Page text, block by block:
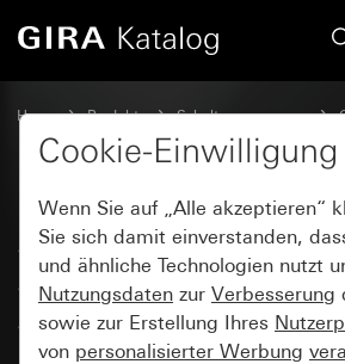
Home Produkte Schalterprogramme
Schalten und Tasten
System 3000
Schaltuhr BT
System 55
Cookie-Einwilligung
Wenn Sie auf „Alle akzeptieren“
Sie sich damit einverstanden,
und ähnliche Technologien nutzt
Nutzungsdaten zur Verbesserung
sowie zur Erstellung Ihres
von personalisierter Werbung